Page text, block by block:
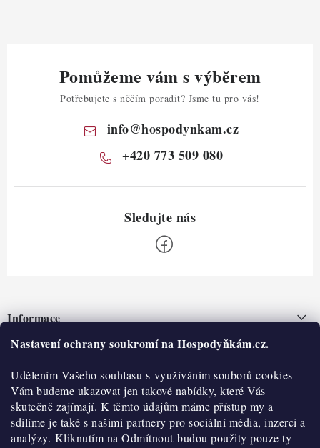
Nastavení ochrany soukromí na Hospodyňkám.cz.
Udělením Vašeho souhlasu s využíváním souborů cookies
Vám budeme ukazovat jen takové nabídky, které Vás
skutečně zajímají. K těmto údajům máme přístup my a
sdílíme je také s našimi partnery pro sociální média, inzerci a
analýzy. Kliknutím na Odmítnout budou použity pouze ty
Pomůžeme vám s výběrem
Potřebujete s něčím poradit? Jsme tu pro vás!
info@hospodynkam.cz
+420 773 509 080
pInformace
Nepřevzetí zásilky na dobírku
Obchodní podmínky
Hodnocení obchodu
Blog
O nás
Historie
Kontakty
O nákupu
Reklamace a vratky